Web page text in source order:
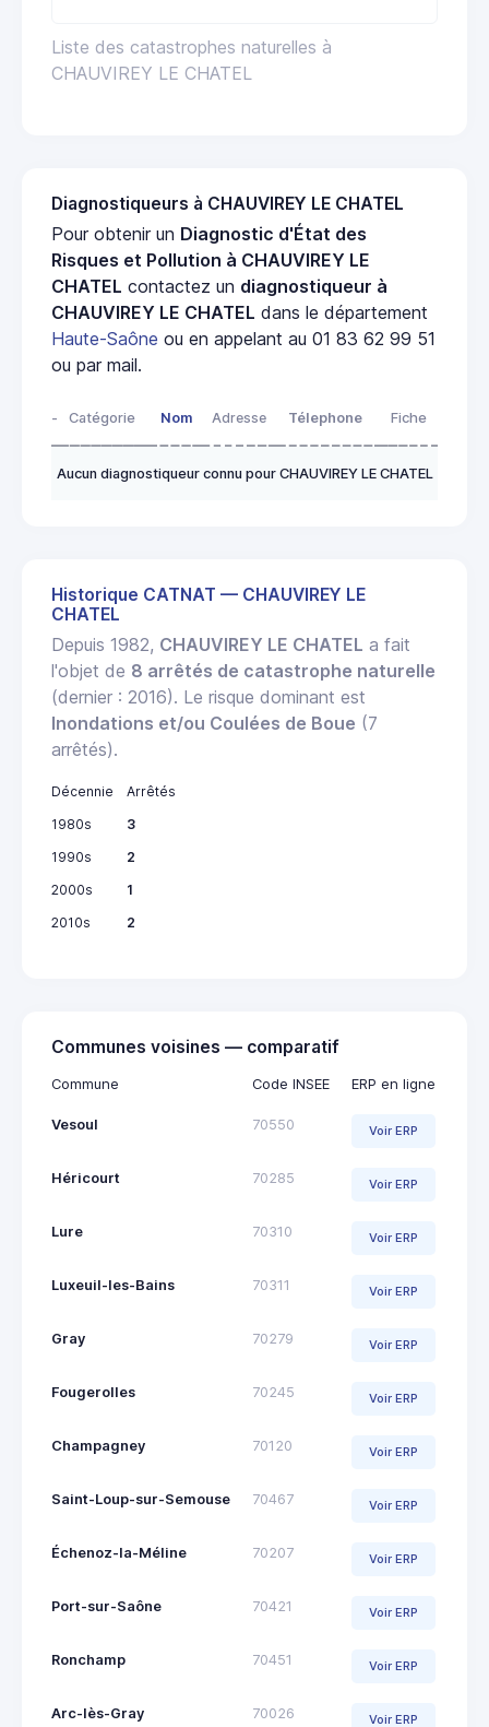
Liste des catastrophes naturelles à
CHAUVIREY LE CHATEL
Diagnostiqueurs à CHAUVIREY LE CHATEL
Pour obtenir un Diagnostic d'État des
Risques et Pollution à CHAUVIREY LE
CHATEL contactez un diagnostiqueur à
CHAUVIREY LE CHATEL dans le département
Haute-Saône ou en appelant au 01 83 62 99 51
ou par mail.
- Catégorie Nom Adresse Télephone Fiche
Aucun diagnostiqueur connu pour CHAUVIREY LE CHATEL
Historique CATNAT — CHAUVIREY LE
CHATEL
Depuis 1982, CHAUVIREY LE CHATEL a fait
l'objet de 8 arrêtés de catastrophe naturelle
(dernier : 2016). Le risque dominant est
Inondations et/ou Coulées de Boue (7
arrêtés).
Décennie
Arrêtés
1980s
3
1990s
2
2000s
1
2010s
2
Communes voisines — comparatif
Commune Code INSEE ERP en ligne
Vesoul 70550 Voir ERP
Héricourt 70285 Voir ERP
Lure 70310 Voir ERP
Luxeuil-les-Bains 70311 Voir ERP
Gray 70279 Voir ERP
Fougerolles 70245 Voir ERP
Champagney 70120 Voir ERP
Saint-Loup-sur-Semouse 70467 Voir ERP
Échenoz-la-Méline 70207 Voir ERP
Port-sur-Saône 70421 Voir ERP
Ronchamp 70451 Voir ERP
Arc-lès-Gray 70026 Voir ERP